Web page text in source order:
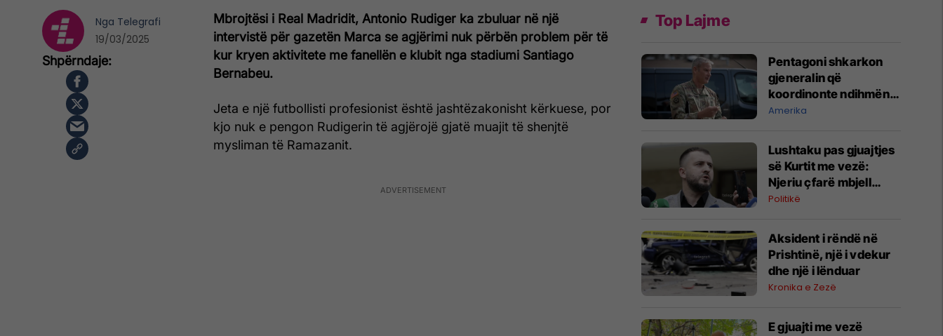
Mbrojtësi i Real Madridit, Antonio Rudiger ka zbuluar në një
intervistë për gazetën Marca se agjërimi nuk përbën problem për të
kur kryen aktivitete me fanellën e klubit nga stadiumi Santiago
Bernabeu.
Jeta e një futbollisti profesionist është jashtëzakonisht kërkuese, por
kjo nuk e pengon Rudigerin të agjërojë gjatë muajit të shenjtë
mysliman të Ramazanit.
Nga Telegrafi
19/03/2025
Top Lajme
Pentagoni shkarkon
gjeneralin që
koordinonte ndihmën
ushtarake për
Amerika
​Lushtaku pas gjuajtjes
së Kurtit me vezë:
Njeriu çfarë mbjell
edhe korrë
Politikë
Aksident i rëndë në
Prishtinë, një i vdekur
dhe një i lënduar
Kronika e Zezë
E gjuajti me vezë